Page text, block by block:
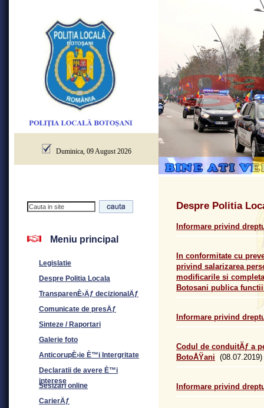
Duminica, 09 August 2026
Despre Politia
Informare privind
In conformitate cu
privind salarizarea
modificarile si
Botosani publica
Informare privind
Codul de conduitÄƒ a
BotoÅŸani (08.07.2019)
Informare privind
Meniu principal
Legislatie
Despre Politia Locala
TransparenÈ›Äƒ decizionalÄƒ
Comunicate de presÄƒ
Sinteze / Raportari
Galerie foto
AnticorupÈ›ie È™i Intergritate
Declaratii de avere È™i
interese
Sesizari online
CarierÄƒ